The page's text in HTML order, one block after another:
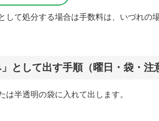
して処分する場合は手数料は、いづれの
として出す手順（曜日・袋・注
は半透明の袋に入れて出します。